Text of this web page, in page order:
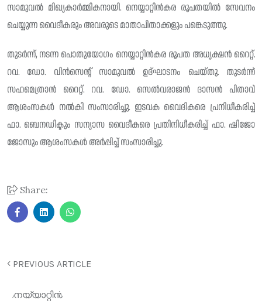
സാമുവൽ മിഖ്യകാർമ്മികനായി. നെയ്യാറ്റിൻകര രൂപതയിൽ സേവനം
ചെയ്യുന്ന വൈദീകരും അവരുടെ മാതാപിതാക്കളും പങ്കെടുത്തു.
തുടർന്ന്, നടന്ന പൊതുയോഗം നെയ്യാറ്റിൻകര രൂപത അധ്യക്ഷൻ റൈറ്റ്.
റവ. ഡോ. വിൻസെന്റ് സാമുവൽ ഉദ്‌ഘാടനം ചെയ്തു. തുടർന്ന്
സഹമെത്രാൻ റൈറ്റ്. റവ. ഡോ. സെൽവരാജൻ ദാസൻ പിതാവ്
ആശംസകൾ നൽകി സംസാരിച്ചു. ഇടവക വൈദികരെ പ്രനിധീകരിച്ച്
ഫാ. ബെനഡിക്ടും സന്യാസ വൈദീകരെ പ്രതിനിധീകരിച്ച്‌ ഫാ. ഷിജോ
ജോസും ആശംസകൾ അർപ്പിച്ച്‌ സംസാരിച്ചു.
Share:
PREVIOUS ARTICLE